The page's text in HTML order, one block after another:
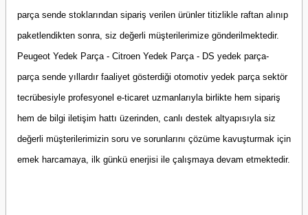
parça sende stoklarından sipariş verilen ürünler titizlikle raftan alınıp
paketlendikten sonra, siz değerli müşterilerimize gönderilmektedir.
Peugeot Yedek Parça - Citroen Yedek Parça - DS yedek parça-
parça sende yıllardır faaliyet gösterdiği otomotiv yedek parça sektör
tecrübesiyle profesyonel e-ticaret uzmanlarıyla birlikte hem sipariş
hem de bilgi iletişim hattı üzerinden, canlı destek altyapısıyla siz
değerli müşterilerimizin soru ve sorunlarını çözüme kavuşturmak için
emek harcamaya, ilk günkü enerjisi ile çalışmaya devam etmektedir.